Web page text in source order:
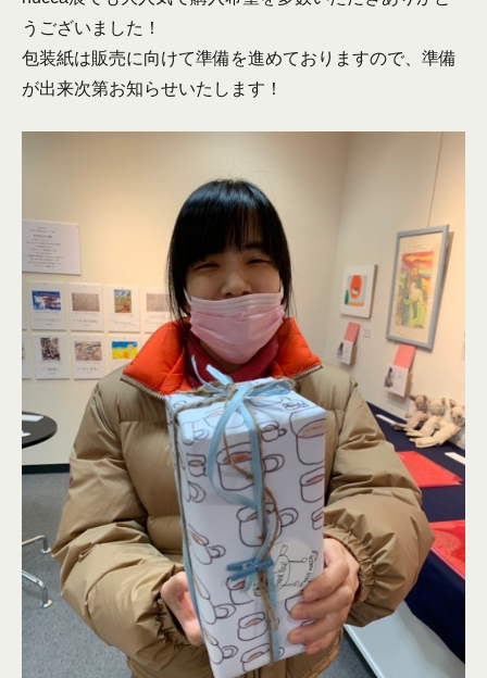
うございました！
包装紙は販売に向けて準備を進めておりますので、準備
が出来次第お知らせいたします！